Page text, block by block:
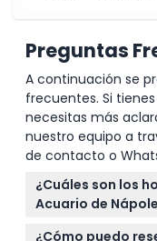
Preguntas
A continuación se
frecuentes. Si
necesitas más
nuestro equipo a
de contacto o
¿Cuáles son los
Acuario de
El Acuario de
¿Cómo puedo